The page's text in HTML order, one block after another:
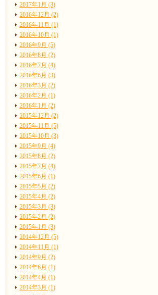
2017年1月 (3)
2016年12月 (2)
2016年11月 (1)
2016年10月 (1)
2016年9月 (5)
2016年8月 (2)
2016年7月 (4)
2016年6月 (3)
2016年3月 (2)
2016年2月 (1)
2016年1月 (2)
2015年12月 (2)
2015年11月 (5)
2015年10月 (3)
2015年9月 (4)
2015年8月 (2)
2015年7月 (4)
2015年6月 (1)
2015年5月 (2)
2015年4月 (2)
2015年3月 (3)
2015年2月 (2)
2015年1月 (3)
2014年12月 (5)
2014年11月 (1)
2014年9月 (2)
2014年6月 (1)
2014年4月 (1)
2014年3月 (1)